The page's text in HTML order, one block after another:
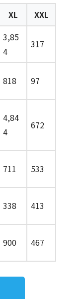
XL XXL
3,85
4
317
818 97
4,84
4
672
711 533
338 413
900 467